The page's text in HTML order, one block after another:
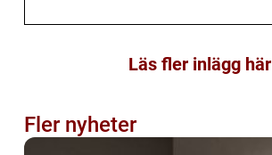
Läs fler inlägg här
Fler nyheter